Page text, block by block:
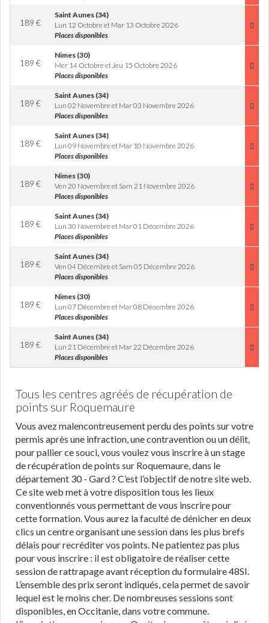
189 €
Saint Aunes (34)
Lun 12 Octobre et Mar 13 Octobre 2026
Places disponibles
189 €
Nimes (30)
Mer 14 Octobre et Jeu 15 Octobre 2026
Places disponibles
189 €
Saint Aunes (34)
Lun 02 Novembre et Mar 03 Novembre 2026
Places disponibles
189 €
Saint Aunes (34)
Lun 09 Novembre et Mar 10 Novembre 2026
Places disponibles
189 €
Nimes (30)
Ven 20 Novembre et Sam 21 Novembre 2026
Places disponibles
189 €
Saint Aunes (34)
Lun 30 Novembre et Mar 01 Décembre 2026
Places disponibles
189 €
Saint Aunes (34)
Ven 04 Décembre et Sam 05 Décembre 2026
Places disponibles
189 €
Nimes (30)
Lun 07 Décembre et Mar 08 Décembre 2026
Places disponibles
189 €
Saint Aunes (34)
Lun 21 Décembre et Mar 22 Décembre 2026
Places disponibles
Tous les centres agréés de récupération de
points sur Roquemaure
Vous avez malencontreusement perdu des points sur votre
permis après une infraction, une contravention ou un délit,
pour pallier ce souci, vous voulez vous inscrire à un stage
de récupération de points sur Roquemaure, dans le
département 30 - Gard ? C’est l’objectif de notre site web.
Ce site web met à votre disposition tous les lieux
conventionnés vous permettant de vous inscrire pour
cette formation. Vous aurez la faculté de dénicher en deux
clics un centre organisant une session dans les plus brefs
délais pour recréditer vos points. Ne patientez pas plus
pour vous inscrire : il est obligatoire de réaliser cette
session de rattrapage avant réception du formulaire 48SI.
L’ensemble des prix seront indiqués, cela permet de savoir
lequel est le moins cher. De nombreuses sessions sont
disponibles, en Occitanie, dans votre commune.